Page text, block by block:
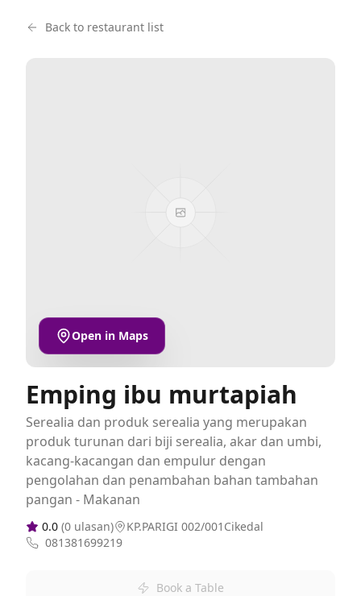
Back to restaurant list
Open in Maps
Emping ibu murtapiah
Serealia dan produk serealia yang merupakan
produk turunan dari biji serealia, akar dan umbi,
kacang-kacangan dan empulur dengan
pengolahan dan penambahan bahan tambahan
pangan - Makanan
0.0 (0 ulasan)
KP.PARIGI 002/001Cikedal
081381699219
Book a Table